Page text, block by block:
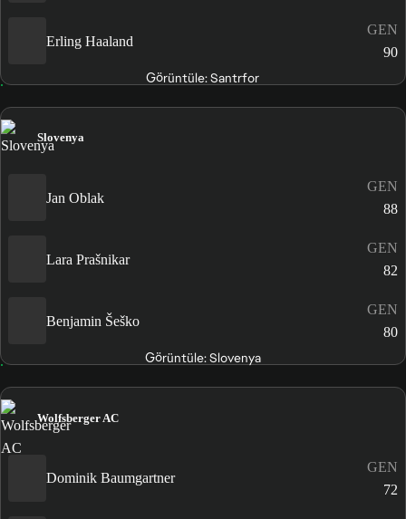
Erling Haaland
GEN
90
Görüntüle: Santrfor
Slovenya
Jan Oblak
GEN
88
Lara Prašnikar
GEN
82
Benjamin Šeško
GEN
80
Görüntüle: Slovenya
Wolfsberger AC
Dominik Baumgartner
GEN
72